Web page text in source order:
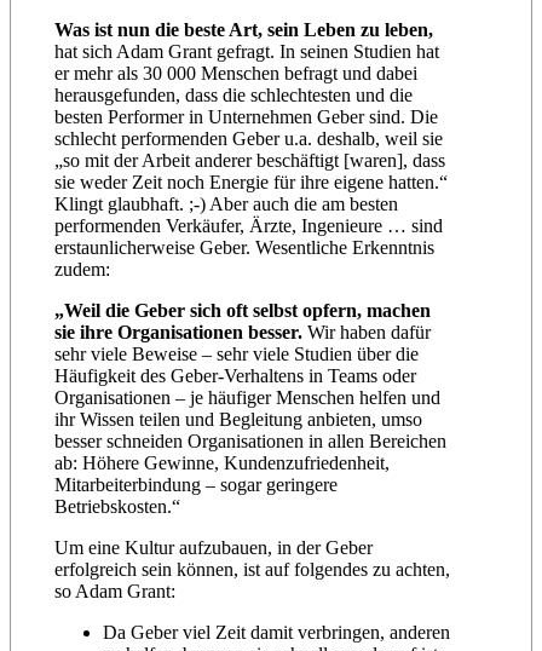
Was ist nun die beste Art, sein Leben zu leben,
hat sich Adam Grant gefragt. In seinen Studien hat
er mehr als 30 000 Menschen befragt und dabei
herausgefunden, dass die schlechtesten und die
besten Performer in Unternehmen Geber sind. Die
schlecht performenden Geber u.a. deshalb, weil sie
„so mit der Arbeit anderer beschäftigt [waren], dass
sie weder Zeit noch Energie für ihre eigene hatten.“
Klingt glaubhaft. ;-) Aber auch die am besten
performenden Verkäufer, Ärzte, Ingenieure … sind
erstaunlicherweise Geber. Wesentliche Erkenntnis
zudem:
„Weil die Geber sich oft selbst opfern, machen
sie ihre Organisationen besser.Wir haben dafür
sehr viele Beweise – sehr viele Studien über die
Häufigkeit des Geber-Verhaltens in Teams oder
Organisationen – je häufiger Menschen helfen und
ihr Wissen teilen und Begleitung anbieten, umso
besser schneiden Organisationen in allen Bereichen
ab: Höhere Gewinne, Kundenzufriedenheit,
Mitarbeiterbindung – sogar geringere
Betriebskosten.“
Um eine Kultur aufzubauen, in der Geber
erfolgreich sein können, ist auf folgendes zu achten,
so Adam Grant:
Da Geber viel Zeit damit verbringen, anderen